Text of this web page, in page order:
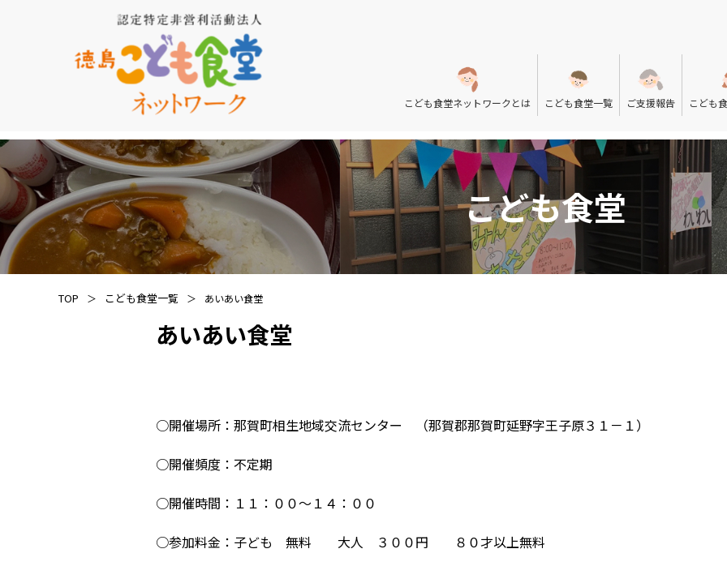
こども食堂ネットワークとは こども食堂一覧 ご支援報告 こども
こども食堂
TOP こども食堂一覧 あいあい食堂
あいあい食堂
○開催場所：那賀町相生地域交流センター （那賀郡那賀町延野字王子原３１－１）
○開催頻度：不定期
○開催時間：１１：００～１４：００
○参加料金：子ども 無料 大人 ３００円 ８０才以上無料